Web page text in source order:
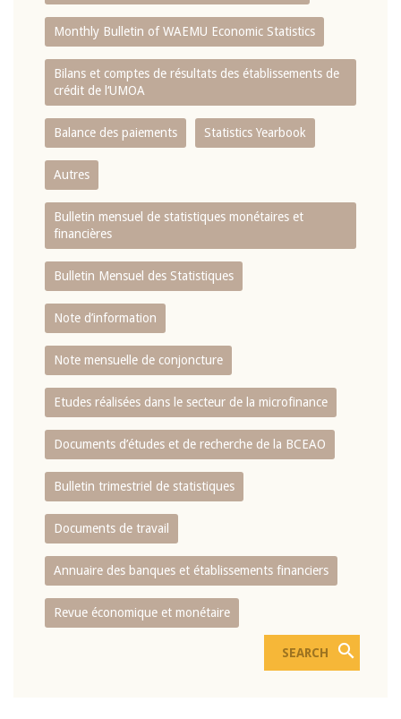
Monthly Bulletin of WAEMU Economic Statistics
Bilans et comptes de résultats des établissements de
crédit de l‘UMOA
Balance des paiements Statistics Yearbook
Autres
Bulletin mensuel de statistiques monétaires et
financières
Bulletin Mensuel des Statistiques
Note d’information
Note mensuelle de conjoncture
Etudes réalisées dans le secteur de la microfinance
Documents d’études et de recherche de la BCEAO
Bulletin trimestriel de statistiques
Documents de travail
Annuaire des banques et établissements financiers
Revue économique et monétaire